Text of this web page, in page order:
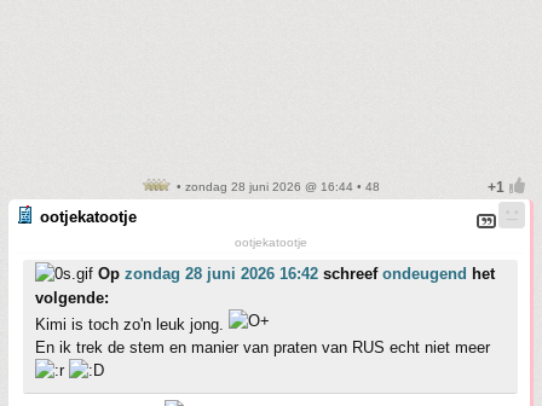
• zondag 28 juni 2026 @ 16:44 • 48
ootjekatootje
ootjekatootje
Op zondag 28 juni 2026 16:42 schreef ondeugend het
volgende:
Kimi is toch zo'n leuk jong.
En ik trek de stem en manier van praten van RUS echt niet meer